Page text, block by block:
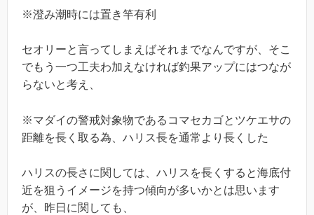
※澄み潮時には置き竿有利
セオリーと言ってしまえばそれまでなんですが、そこ
でもう一つ工夫わ加えなければ釣果アップにはつなが
らないと考え、
※マダイの警戒対象物であるコマセカゴとツケエサの
距離を長く取る為、ハリス長を通常より長くした
ハリスの長さに関しては、ハリスを長くすると海底付
近を狙うイメージを持つ傾向が多いかとは思います
が、昨日に関しても、